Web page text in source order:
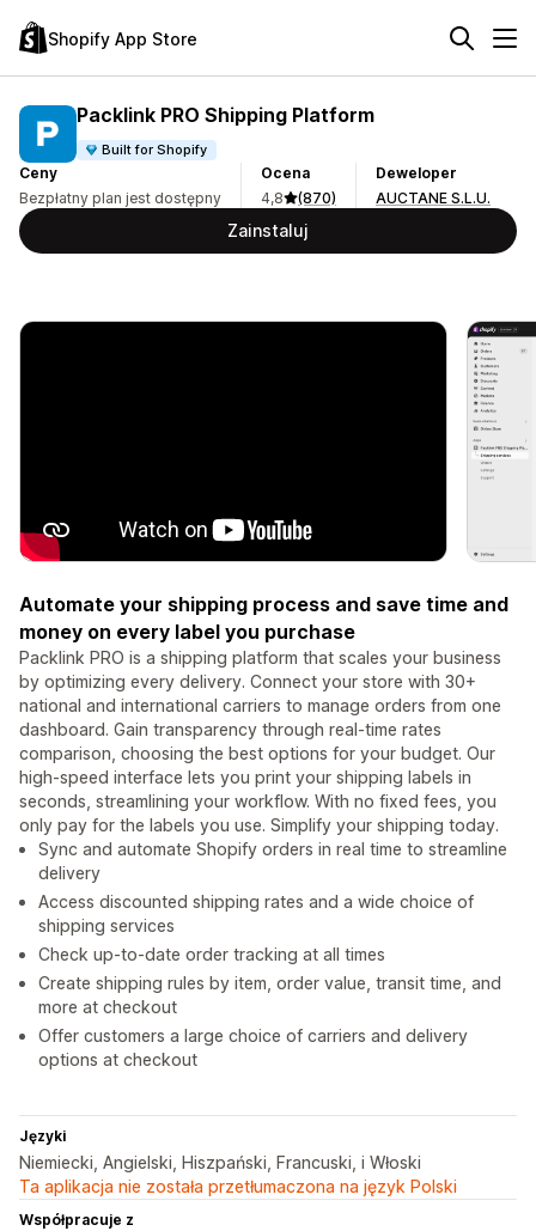
Shopify App Store
Packlink PRO Shipping Platform
Built for Shopify
Ceny
Bezpłatny plan jest dostępny
Ocena
4,8
(870)
Deweloper
AUCTANE S.L.U.
Zainstaluj
Automate your shipping process and save time and
money on every label you purchase
Packlink PRO is a shipping platform that scales your business
by optimizing every delivery. Connect your store with 30+
national and international carriers to manage orders from one
dashboard. Gain transparency through real-time rates
comparison, choosing the best options for your budget. Our
high-speed interface lets you print your shipping labels in
seconds, streamlining your workflow. With no fixed fees, you
only pay for the labels you use. Simplify your shipping today.
Sync and automate Shopify orders in real time to streamline
delivery
Access discounted shipping rates and a wide choice of
shipping services
Check up-to-date order tracking at all times
Create shipping rules by item, order value, transit time, and
more at checkout
Offer customers a large choice of carriers and delivery
options at checkout
Języki
Niemiecki, Angielski, Hiszpański, Francuski, i Włoski
Ta aplikacja nie została przetłumaczona na język Polski
Współpracuje z